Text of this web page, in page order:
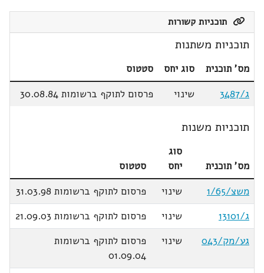
תוכניות קשורות
תוכניות משתנות
מס' תוכנית סוג יחס
סטטוס
ג/3487
שינוי פרסום לתוקף ברשומות 30.08.84
תוכניות משנות
מס' תוכנית
סוג
יחס
סטטוס
משצ/1/65
שינוי
פרסום לתוקף ברשומות 31.03.98
ג/13101
שינוי
פרסום לתוקף ברשומות 21.09.03
גע/מק/043
שינוי
פרסום לתוקף ברשומות
01.09.04